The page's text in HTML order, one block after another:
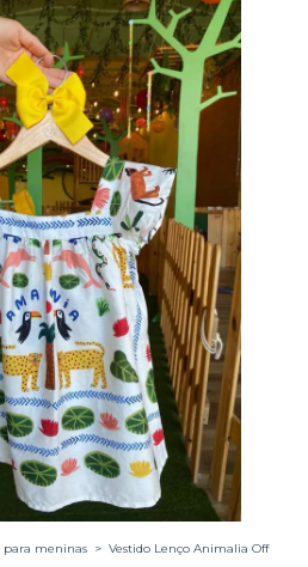
para meninas > Vestido Lenço Animalia Off